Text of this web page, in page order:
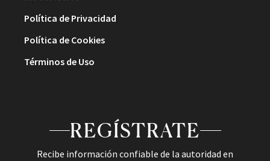
Política de Privacidad
Política de Cookies
Términos de Uso
REGÍSTRATE
Recibe información confiable de la autoridad en